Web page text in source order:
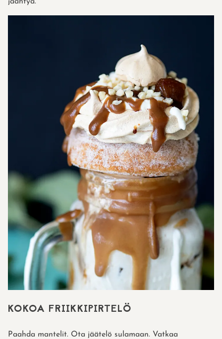
KOKOA FRIIKKIPIRTELÖ
Paahda mantelit. Ota jäätelö sulamaan. Vatkaa